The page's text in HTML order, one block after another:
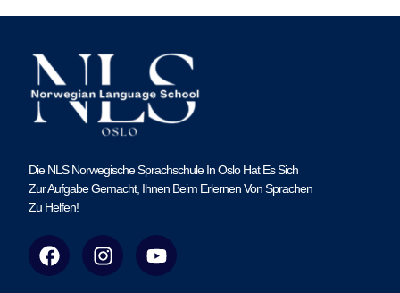
Die NLS Norwegische Sprachschule In Oslo Hat Es Sich
Zur Aufgabe Gemacht, Ihnen Beim Erlernen Von Sprachen
Zu Helfen!
F
a
I
n
Y
o